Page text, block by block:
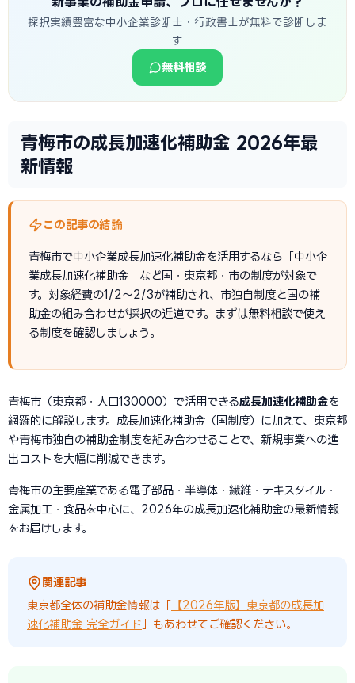
採択実績豊富な中小企業診断士・行政書士が無料で診断しま
す
無料相談
青梅市の成長加速化補助金 2026年最
新情報
この記事の結論
青梅市で中小企業成長加速化補助金を活用するなら「中小企
業成長加速化補助金」など国・東京都・市の制度が対象で
す。対象経費の1/2〜2/3が補助され、市独自制度と国の補
助金の組み合わせが採択の近道です。まずは無料相談で使え
る制度を確認しましょう。
青梅市（東京都・人口130000）で活用できる成長加速化補助金を
網羅的に解説します。成長加速化補助金（国制度）に加えて、東京都
や青梅市独自の補助金制度を組み合わせることで、新規事業への進
出コストを大幅に削減できます。
青梅市の主要産業である電子部品・半導体・繊維・テキスタイル・
金属加工・食品を中心に、2026年の成長加速化補助金の最新情報
をお届けします。
関連記事
東京都全体の補助金情報は「
【2026年版】東京都の成長加
速化補助金 完全ガイド 」もあわせてご確認ください。